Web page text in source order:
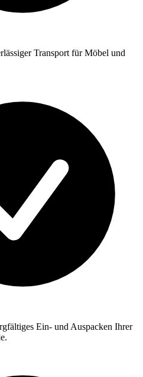
Transport für Möbel und
Ein- und Auspacken Ihrer